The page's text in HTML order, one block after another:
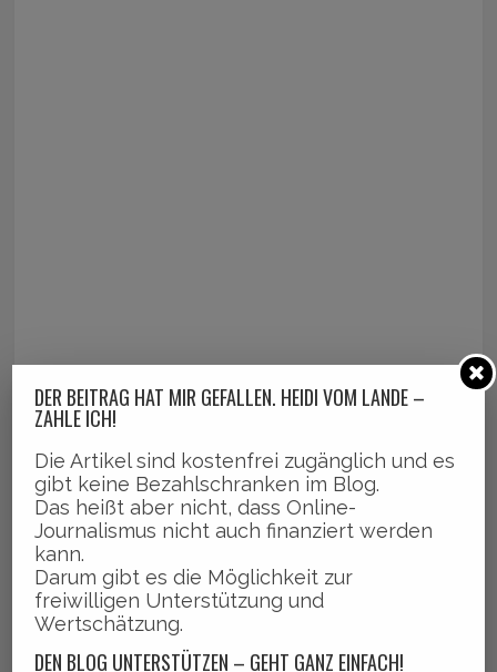
DER BEITRAG HAT MIR GEFALLEN. HEIDI VOM LANDE –
ZAHLE ICH!
Die Artikel sind kostenfrei zugänglich und es
gibt keine Bezahlschranken im Blog.
Das heißt aber nicht, dass Online-
Journalismus nicht auch finanziert werden
kann.
Darum gibt es die Möglichkeit zur
freiwilligen Unterstützung und
Wertschätzung.
DEN BLOG UNTERSTÜTZEN – GEHT GANZ EINFACH!